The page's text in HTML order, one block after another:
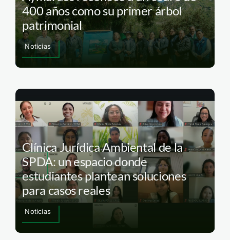
400 años como su primer árbol
patrimonial
Noticias
Clínica Jurídica Ambiental de la
SPDA: un espacio donde
estudiantes plantean soluciones
para casos reales
Noticias